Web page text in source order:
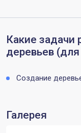
Какие задачи
деревьев
Создание
Галерея